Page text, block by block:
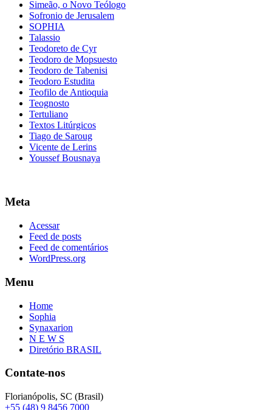
Simeão, o Novo Teólogo
Sofronio de Jerusalem
SOPHIA
Talassio
Teodoreto de Cyr
Teodoro de Mopsuesto
Teodoro de Tabenisi
Teodoro Estudita
Teofilo de Antioquia
Teognosto
Tertuliano
Textos Litúrgicos
Tiago de Saroug
Vicente de Lerins
Youssef Bousnaya
Meta
Acessar
Feed de posts
Feed de comentários
WordPress.org
Menu
Home
Sophia
Synaxarion
N E W S
Diretório BRASIL
Contate-nos
Florianópolis, SC (Brasil)
+55 (48) 9 8456 7000